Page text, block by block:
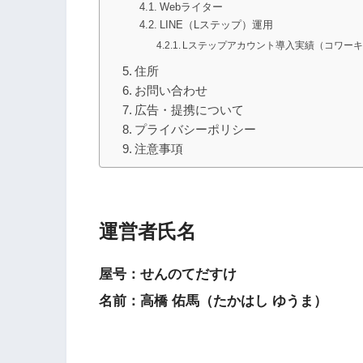
Webライター
LINE（Lステップ）運用
Lステップアカウント導入実績（コワーキ
住所
お問い合わせ
広告・提携について
プライバシーポリシー
注意事項
運営者氏名
屋号：せんのてだすけ
名前：高橋 佑馬（たかはし ゆうま）